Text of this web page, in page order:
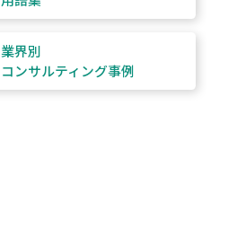
業界別
コンサルティング事例